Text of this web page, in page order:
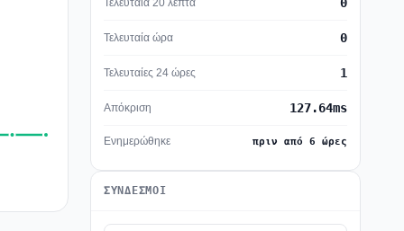
Τελευταία ώρα 0
Τελευταίες 24 ώρες 1
Απόκριση 127.64ms
Ενημερώθηκε πριν από 6 ώρες
ΣΎΝΔΕΣΜΟΙ